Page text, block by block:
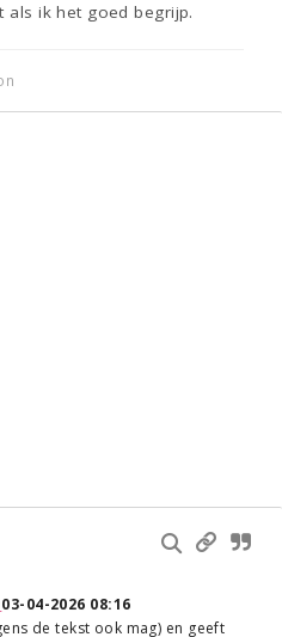
als ik het goed begrijp.
03-04-2026 08:16
de tekst ook mag) en geeft